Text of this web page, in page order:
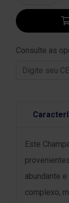
Consulte as
Este
abundante
complexo,